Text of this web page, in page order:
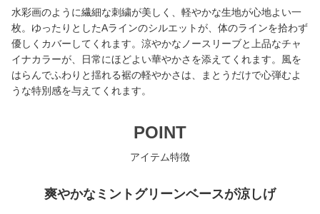
水彩画のように繊細な刺繍が美しく、軽やかな生地が心地よい一
枚。ゆったりとしたAラインのシルエットが、体のラインを拾わず
優しくカバーしてくれます。涼やかなノースリーブと上品なチャ
イナカラーが、日常にほどよい華やかさを添えてくれます。風を
はらんでふわりと揺れる裾の軽やかさは、まとうだけで心弾むよ
うな特別感を与えてくれます。
POINT
アイテム特徴
爽やかなミントグリーンベースが涼しげ